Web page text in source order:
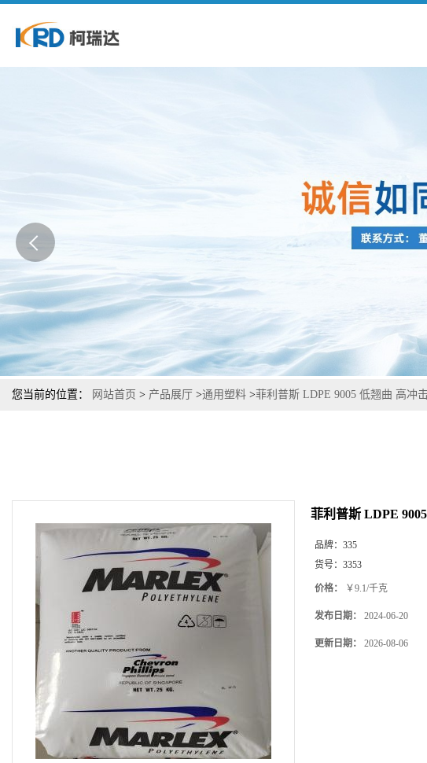
您当前的位置： 网站首页 > 产品展厅 >通用塑料 >菲利普斯 LDPE 9005 低翘曲 高冲
菲利普斯 LDPE
品牌： 335
货号： 3353
价格： ￥9.1/千克
发布日期： 2024-06-20
更新日期： 2026-08-06